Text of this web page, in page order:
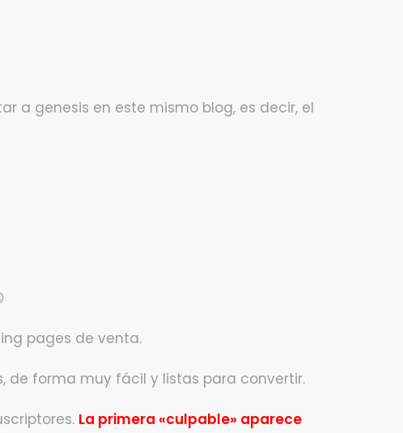
a genesis en este mismo blog, es decir, el
pages de venta.
de forma muy fácil y listas para convertir.
La primera «culpable» aparece